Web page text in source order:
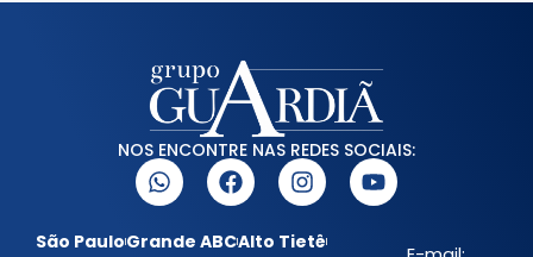
NOS ENCONTRE NAS REDES SOCIAIS:
São PauloGrande ABCAlto Tietê